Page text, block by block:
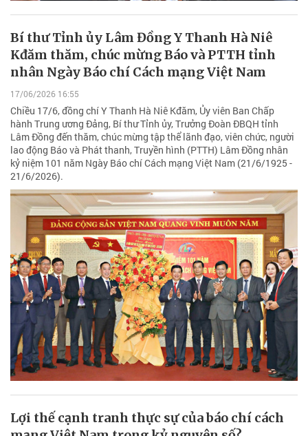
Bí thư Tỉnh ủy Lâm Đồng Y Thanh Hà Niê
Kđăm thăm, chúc mừng Báo và PTTH tỉnh
nhân Ngày Báo chí Cách mạng Việt Nam
17/06/2026 16:55
Chiều 17/6, đồng chí Y Thanh Hà Niê Kđăm, Ủy viên Ban Chấp
hành Trung ương Đảng, Bí thư Tỉnh ủy, Trưởng Đoàn ĐBQH tỉnh
Lâm Đồng đến thăm, chúc mừng tập thể lãnh đạo, viên chức, người
lao động Báo và Phát thanh, Truyền hình (PTTH) Lâm Đồng nhân
kỷ niệm 101 năm Ngày Báo chí Cách mạng Việt Nam (21/6/1925 -
21/6/2026).
Lợi thế cạnh tranh thực sự của báo chí cách